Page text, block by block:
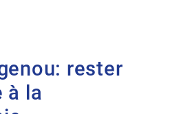
rester
à la